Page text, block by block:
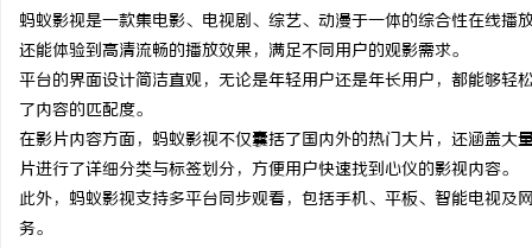
蚂蚁影视是一款集电影、电视剧、综艺、动漫于一体的综合性在线
还能体验到高清流畅的播放效果，满足不同用户的观影需求。
平台的界面设计简洁直观，无论是年轻用户还是年长用户，都能够
了内容的匹配度。
在影片内容方面，蚂蚁影视不仅囊括了国内外的热门大片，还涵盖
片进行了详细分类与标签划分，方便用户快速找到心仪的影视内容。
此外，蚂蚁影视支持多平台同步观看，包括手机、平板、智能电视
务。